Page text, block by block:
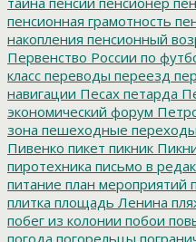
пенсионная грамотность
накопления пенсионный
Первенство России по
класс переводы переезд
навигации Песах петарда
экономический форум
зона пешеходные переходы
Пивенко пикет пикник
пиротехника письмо в
питание план мероприятий
плитка площадь Ленина
побег из колонии побои
погода погорельцы